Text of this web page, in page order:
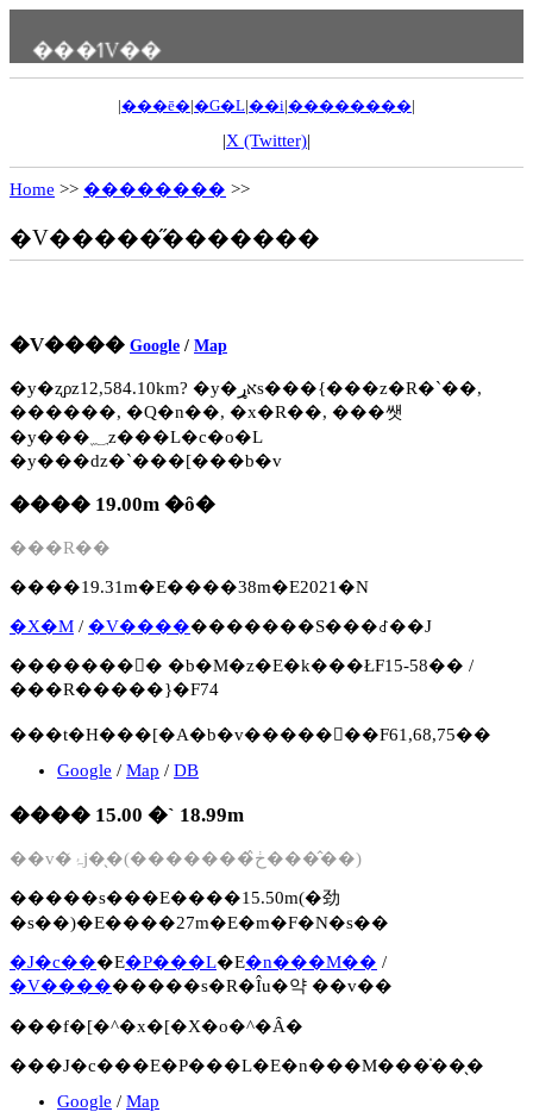
���ߗV��
|���ē�|�G�L|��i|��������|
|X (Twitter)|
Home >> �������� >>
�V�����̋�������
�V���� Google / Map
�y�ʐρz12,584.10km? �y�אړs���{���z�R�`��,
������, �Q�n��, �x�R��, ���쌧
�y���؁z���L�c�o�L
�y���ԁz�`���[���b�v
���� 19.00m �ȏ�
���R��
����19.31m�E����38m�E2021�N
�X�M / �V�����������S���꒬��J
�������񍐏� �b�M�z�E�k���ŁF15-58�� /
���R�����}�F74
���t�H���[�A�b�v�����񍐏��F61,68,75��
Google / Map / DB
���� 15.00 �` 18.99m
��v�ۂ̌j�̖�(�������ڂ̂����̂�)
�����s���E����15.50m(�劲
�s��)�E����27m�E�m�F�N�s��
�J�c���E�P���L�E�n���M�� /
�V���������s�R�Îu�약 ��v��
���f�[�^�x�[�X�o�^�Ȃ�
���J�c���E�P���L�E�n���M���̍��̖�
Google / Map